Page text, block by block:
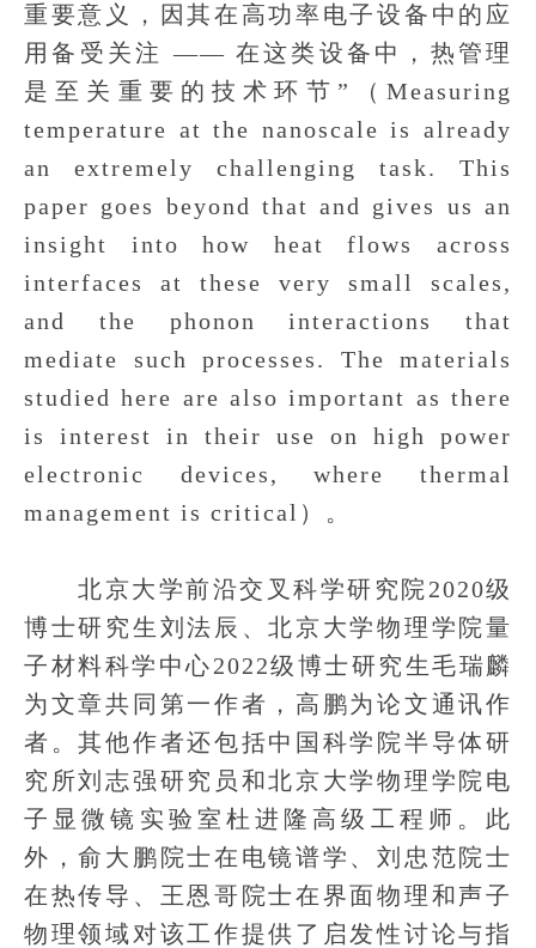
重要意义，因其在高功率电子设备中的应
用备受关注 —— 在这类设备中，热管理
是至关重要的技术环节”（Measuring
temperature at the nanoscale is already
an extremely challenging task. This
paper goes beyond that and gives us an
insight into how heat flows across
interfaces at these very small scales,
and the phonon interactions that
mediate such processes. The materials
studied here are also important as there
is interest in their use on high power
electronic devices, where thermal
management is critical）。
北京大学前沿交叉科学研究院2020级
博士研究生刘法辰、北京大学物理学院量
子材料科学中心2022级博士研究生毛瑞麟
为文章共同第一作者，高鹏为论文通讯作
者。其他作者还包括中国科学院半导体研
究所刘志强研究员和北京大学物理学院电
子显微镜实验室杜进隆高级工程师。此
外，俞大鹏院士在电镜谱学、刘忠范院士
在热传导、王恩哥院士在界面物理和声子
物理领域对该工作提供了启发性讨论与指